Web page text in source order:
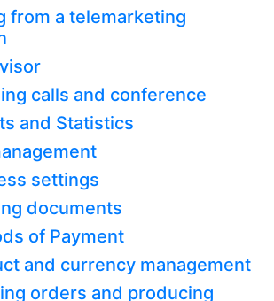
from a telemarketing
calls and conference
and Statistics
settings
documents
of Payment
and currency management
orders and producing